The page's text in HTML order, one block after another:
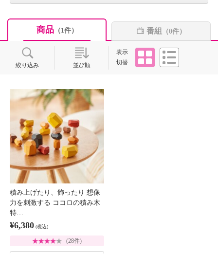
商品（1件） 番組 （0件）
絞り込み 並び順
表示
切替
タイル
積み上げたり、飾ったり 想像
力を刺激する ココロの積み木
特…
¥6,380 (税込)
(28件)